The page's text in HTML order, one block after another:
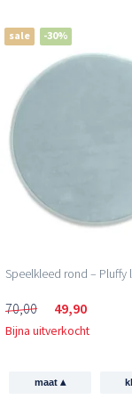
sale -30%
Speelkleed rond – Pluffy
70,00 49,90
Bijna uitverkocht
maat ▴